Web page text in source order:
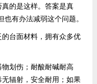
的是这样。答案是真
也有办法减弱这个问题。
台面材料，拥有众多优
划伤；耐酸耐碱耐高
辐射，安全耐用；如果